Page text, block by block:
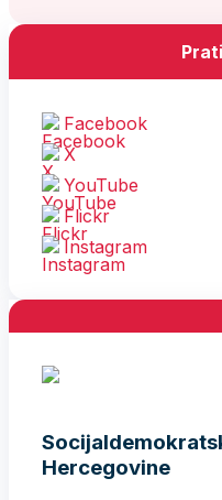
Facebook
X
YouTube
Flickr
Instagram
Hercegovine